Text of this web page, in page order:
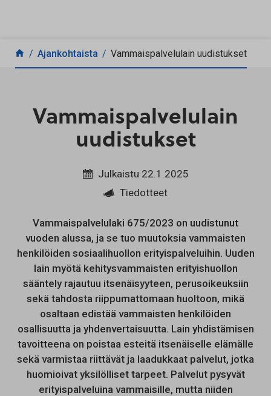
Siirry sisältöön
Ajankohtaista Vammaispalvelulain uudistukset
Vammaispalvelulain
uudistukset
Julkaistu 22.1.2025
Tiedotteet
Vammaispalvelulaki 675/2023 on uudistunut
vuoden alussa, ja se tuo muutoksia vammaisten
henkilöiden sosiaalihuollon erityispalveluihin. Uuden
lain myötä kehitysvammaisten erityishuollon
sääntely rajautuu itsenäisyyteen, perusoikeuksiin
sekä tahdosta riippumattomaan huoltoon, mikä
osaltaan edistää vammaisten henkilöiden
osallisuutta ja yhdenvertaisuutta. Lain yhdistämisen
tavoitteena on poistaa esteitä itsenäiselle elämälle
sekä varmistaa riittävät ja laadukkaat palvelut, jotka
huomioivat yksilölliset tarpeet. Palvelut pysyvät
erityispalveluina vammaisille, mutta niiden